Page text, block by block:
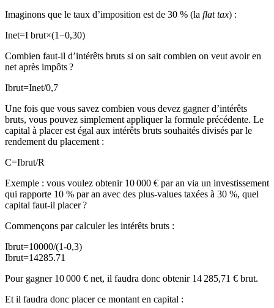
Imaginons que le taux d’imposition est de 30 % (la flat tax) :
Inet=I brut ​×(1−0,30)
Combien faut-il d’intérêts bruts si on sait combien on veut avoir en
net après impôts ?
Ibrut=Inet/0,7
Une fois que vous savez combien vous devez gagner d’intérêts
bruts, vous pouvez simplement appliquer la formule précédente. Le
capital à placer est égal aux intérêts bruts souhaités divisés par le
rendement du placement :
C=Ibrut/R
Exemple : vous voulez obtenir 10 000 € par an via un investissement
qui rapporte 10 % par an avec des plus-values taxées à 30 %, quel
capital faut-il placer ?
Commençons par calculer les intérêts bruts :
Ibrut=10000/(1-0,3)
Ibrut=14285.71
Pour gagner 10 000 € net, il faudra donc obtenir 14 285,71 € brut.
Et il faudra donc placer ce montant en capital :